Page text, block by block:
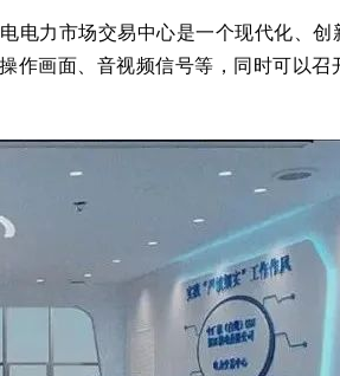
力市场交易中心是一个现代化、创
画面、音视频信号等，同时可以召